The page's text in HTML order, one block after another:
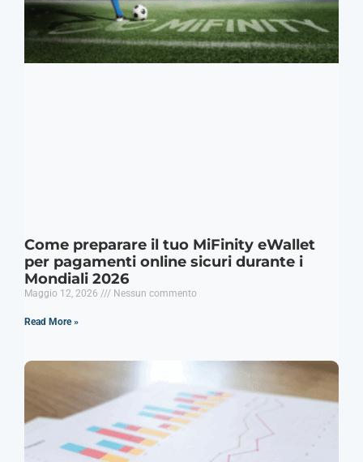
Come preparare il tuo MiFinity eWallet
per pagamenti online sicuri durante i
Mondiali 2026
Maggio 12, 2026 Nessun commento
Read More »